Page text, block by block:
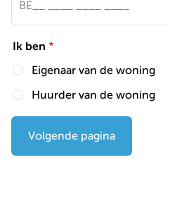
Ik ben
Eigenaar van de woning
Huurder van de woning
Volgende pagina